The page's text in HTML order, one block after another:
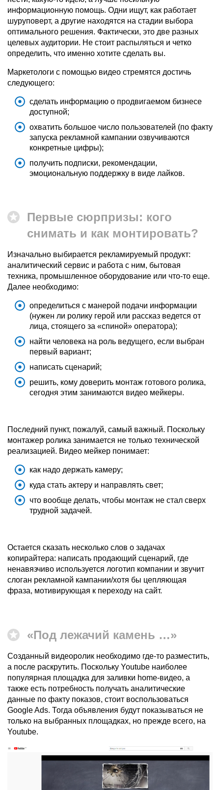
информационную помощь. Одни ищут, как работает
шуруповерт, а другие находятся на стадии выбора
оптимального решения. Фактически, это две разных
целевых аудитории. Не стоит распыляться и четко
определить, что именно хотите сделать вы.
Маркетологи с помощью видео стремятся достичь
следующего:
сделать информацию о продвигаемом бизнесе
доступной;
охватить большое число пользователей (по факту
запуска рекламной кампании озвучиваются
конкретные цифры);
получить подписки, рекомендации,
эмоциональную поддержку в виде лайков.
Первые сюрпризы: кого
снимать и как монтировать?
Изначально выбирается рекламируемый продукт:
аналитический сервис и работа с ним, бытовая
техника, промышленное оборудование или что-то еще.
Далее необходимо:
определиться с манерой подачи информации
(нужен ли ролику герой или рассказ ведется от
лица, стоящего за «спиной» оператора);
найти человека на роль ведущего, если выбран
первый вариант;
написать сценарий;
решить, кому доверить монтаж готового ролика,
сегодня этим занимаются видео мейкеры.
Последний пункт, пожалуй, самый важный. Поскольку
монтажер ролика занимается не только технической
реализацией. Видео мейкер понимает:
как надо держать камеру;
куда стать актеру и направлять свет;
что вообще делать, чтобы монтаж не стал сверх
трудной задачей.
Остается сказать несколько слов о задачах
копирайтера: написать продающий сценарий, где
ненавязчиво используется логотип компании и звучит
слоган рекламной кампании/хотя бы цепляющая
фраза, мотивирующая к переходу на сайт.
«Под лежачий камень …»
Созданный видеоролик необходимо где-то разместить,
а после раскрутить. Поскольку Youtube наиболее
популярная площадка для заливки home-видео, а
также есть потребность получать аналитические
данные по факту показов, стоит воспользоваться
Google Ads. Тогда объявления будут показываться не
только на выбранных площадках, но прежде всего, на
Youtube.